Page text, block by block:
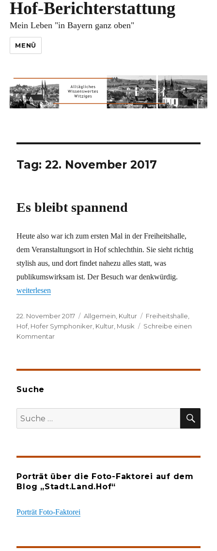
Hof-Berichterstattung
Mein Leben "in Bayern ganz oben"
MENÜ
Tag:22. November 2017
Es bleibt spannend
Heute also war ich zum ersten Mal in der Freiheitshalle,
dem Veranstaltungsort in Hof schlechthin. Sie sieht richtig
stylish aus, und dort findet nahezu alles statt, was
publikumswirksam ist. Der Besuch war denkwürdig.
„Es bleibt spannend“
weiterlesen
Veröffentlicht
am
22. November 2017 Kategorien
Allgemein Kultur Schlagwörter
Freiheitshalle
Hof, Hofer Symphoniker Kultur Musik
Schreibe einen
Kommentarzu
Suche
Suche
nach:
Porträt über die Foto-Faktorei auf dem
Blog „Stadt.Land.Hof“
Porträt Foto-Faktorei